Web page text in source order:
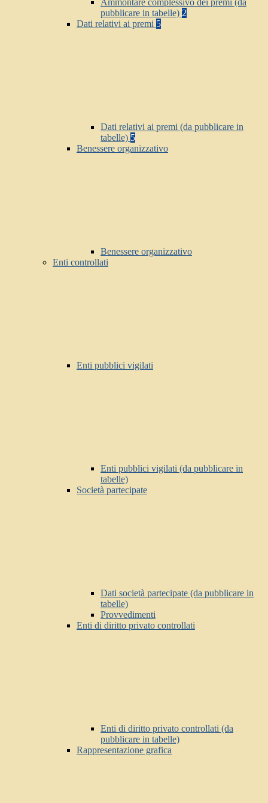
Ammontare complessivo dei premi (da
pubblicare in tabelle) 2
Dati relativi ai premi 5
Dati relativi ai premi (da pubblicare in
tabelle) 5
Benessere organizzativo
Benessere organizzativo
Enti controllati
Enti pubblici vigilati
Enti pubblici vigilati (da pubblicare in
tabelle)
Società partecipate
Dati società partecipate (da pubblicare in
tabelle)
Provvedimenti
Enti di diritto privato controllati
Enti di diritto privato controllati (da
pubblicare in tabelle)
Rappresentazione grafica